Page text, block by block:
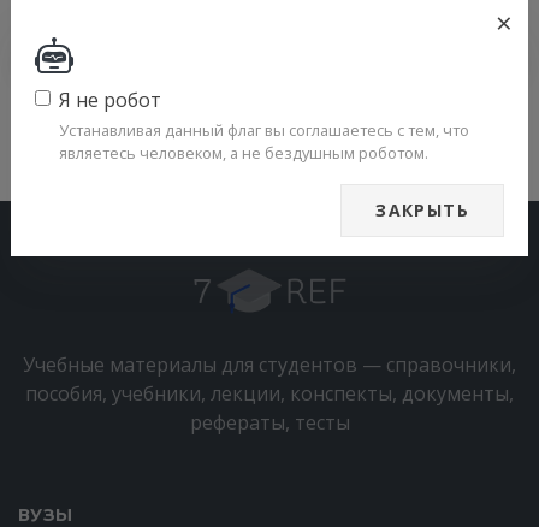
Учебные материалы для студентов — справочники,
пособия, учебники, лекции, конспекты, документы,
рефераты, тесты
ВУЗЫ
×
Я не робот
Устанавливая данный флаг вы соглашаетесь с тем, что
являетесь человеком, а не бездушным роботом.
ЗАКРЫТЬ